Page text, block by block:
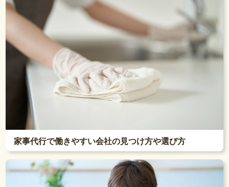
家事代行で働きやすい会社の見つけ方や選び方